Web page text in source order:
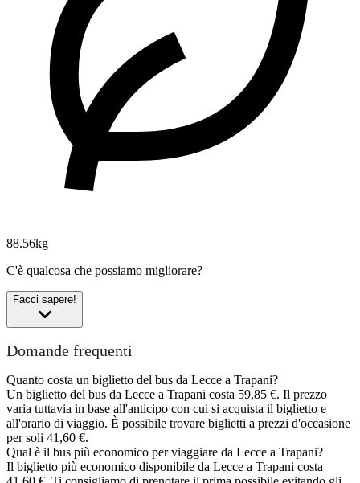
88.56kg
C'è qualcosa che possiamo migliorare?
Facci sapere!
Domande frequenti
Quanto costa un biglietto del bus da Lecce a Trapani?
Un biglietto del bus da Lecce a Trapani costa 59,85 €. Il prezzo
varia tuttavia in base all'anticipo con cui si acquista il biglietto e
all'orario di viaggio. È possibile trovare biglietti a prezzi d'occasione
per soli 41,60 €.
Qual è il bus più economico per viaggiare da Lecce a Trapani?
Il biglietto più economico disponibile da Lecce a Trapani costa